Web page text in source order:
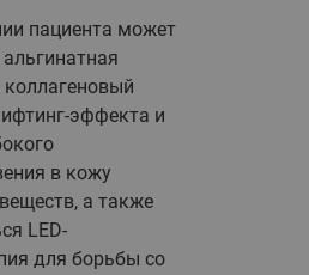
пациента может
эффекта и
в кожу
а также
LED-
для борьбы со